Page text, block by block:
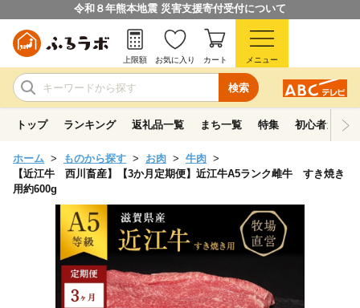
令和８年熊本地震 災害支援寄付受付について
検索
上限額 お気に入り カート メニュー
トップ ランキング 返礼品一覧 まち一覧 特集 初心者ガイド
ホーム ものから探す お肉
牛肉
【近江牛 西川畜産】【3か月定期便】近江牛A5ランク雌牛 すき焼き
用約600g